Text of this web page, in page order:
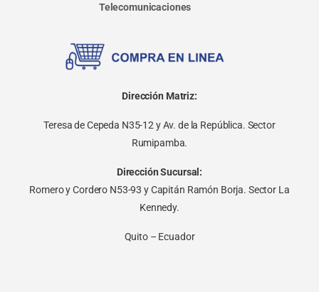
Telecomunicaciones
Dirección Matriz:
Teresa de Cepeda N35-12 y Av. de la República. Sector
Rumipamba.
Dirección Sucursal:
Romero y Cordero N53-93 y Capitán Ramón Borja. Sector La
Kennedy.
Quito – Ecuador